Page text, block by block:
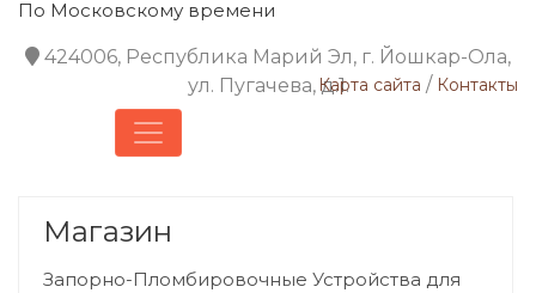
По Московскому времени
424006, Республика Марий Эл, г. Йошкар-Ола,
ул. Пугачева, д.1.Карта сайта / Контакты
Магазин
Запорно-Пломбировочные Устройства для